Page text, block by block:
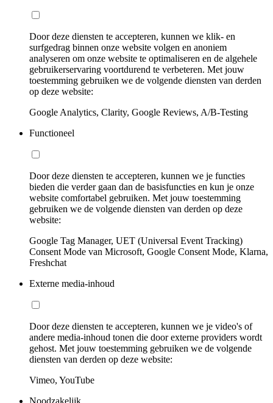
Door deze diensten te accepteren, kunnen we klik- en
surfgedrag binnen onze website volgen en anoniem
analyseren om onze website te optimaliseren en de algehele
gebruikerservaring voortdurend te verbeteren. Met jouw
toestemming gebruiken we de volgende diensten van derden
op deze website:
Google Analytics, Clarity, Google Reviews, A/B-Testing
Functioneel
Door deze diensten te accepteren, kunnen we je functies
bieden die verder gaan dan de basisfuncties en kun je onze
website comfortabel gebruiken. Met jouw toestemming
gebruiken we de volgende diensten van derden op deze
website:
Google Tag Manager, UET (Universal Event Tracking)
Consent Mode van Microsoft, Google Consent Mode, Klarna,
Freshchat
Externe media-inhoud
Door deze diensten te accepteren, kunnen we je video's of
andere media-inhoud tonen die door externe providers wordt
gehost. Met jouw toestemming gebruiken we de volgende
diensten van derden op deze website:
Vimeo, YouTube